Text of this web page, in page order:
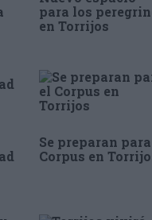
para los
en Torrijos
Se preparan
Corpus en